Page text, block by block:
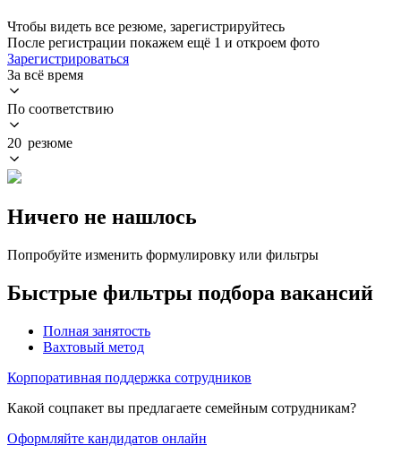
Чтобы видеть все резюме, зарегистрируйтесь
После регистрации покажем ещё 1 и откроем фото
Зарегистрироваться
За всё время
По соответствию
20 резюме
Ничего не нашлось
Попробуйте изменить формулировку или фильтры
Быстрые фильтры подбора вакансий
Полная занятость
Вахтовый метод
Корпоративная поддержка сотрудников
Какой соцпакет вы предлагаете семейным сотрудникам?
Оформляйте кандидатов онлайн